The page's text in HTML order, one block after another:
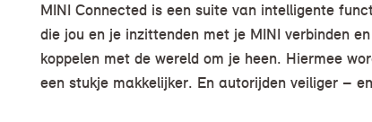
MINI Connected is een suite van intelligente
die jou en je inzittenden met je MINI verbinden
koppelen met de wereld om je heen. Hiermee
een stukje makkelijker. En autorijden veiliger –